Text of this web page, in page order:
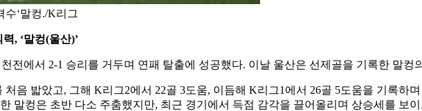
‘말컹./K리그
, ‘말컹(울산)’
전에서 2-1 승리를 거두며 연패 탈출에 성공했다. 이날 울산은 선제골을 기록한 말
음 밟았고, 그해 K리그2에서 22골 3도움, 이듬해 K리그1에서 26골 5도움을 기록하
말컹은 초반 다소 주춤했지만, 최근 경기에서 득점 감각을 끌어올리며 상승세를 보